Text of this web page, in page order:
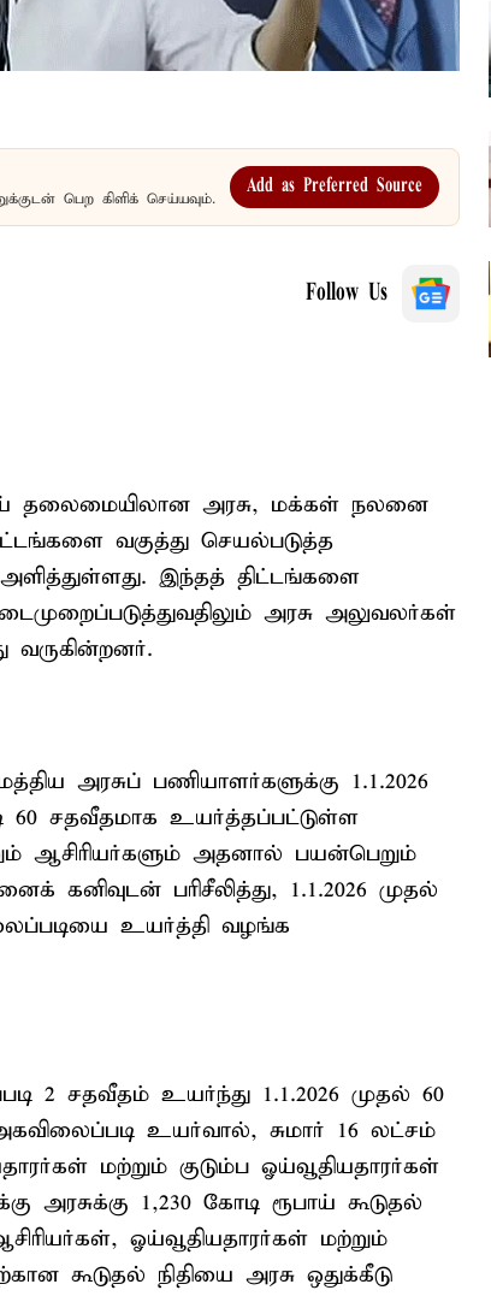
பெற கிளிக் செய்யவும்.
Add as Preferred Source
Follow Us
தலைமையிலான அரசு, மக்கள் நலனை
வகுத்து செயல்படுத்த
இந்தத் திட்டங்களை
அரசு அலுவலர்கள்
வருகின்றனர்.
அரசுப் பணியாளர்களுக்கு 1.1.2026
சதவீதமாக உயர்த்தப்பட்டுள்ள
ஆசிரியர்களும் அதனால் பயன்பெறும்
கனிவுடன் பரிசீலித்து, 1.1.2026 முதல்
உயர்த்தி வழங்க
சதவீதம் உயர்ந்து 1.1.2026 முதல் 60
உயர்வால், சுமார் 16 லட்சம்
மற்றும் குடும்ப ஓய்வூதியதாரர்கள்
1,230 கோடி ரூபாய் கூடுதல்
ஓய்வூதியதாரர்கள் மற்றும்
கூடுதல் நிதியை அரசு ஒதுக்கீடு